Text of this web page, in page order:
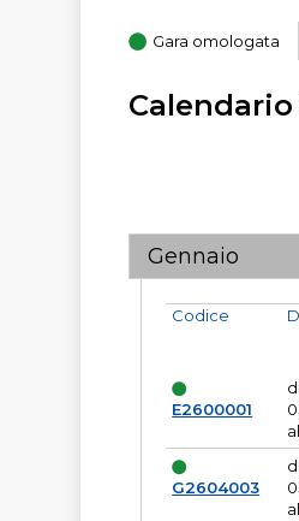
Gara omologata
Calendario
Gennaio
Codice
E2600001
G2604003